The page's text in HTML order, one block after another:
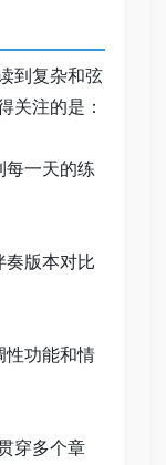
到复杂和弦
一天的练
版本对比
性功能和情
穿多个章